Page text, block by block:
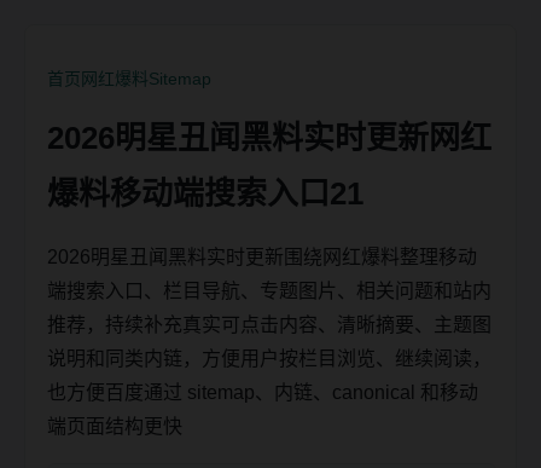
首页网红爆料Sitemap
2026明星丑闻黑料实时更新网红
爆料移动端搜索入口21
2026明星丑闻黑料实时更新围绕网红爆料整理移动
端搜索入口、栏目导航、专题图片、相关问题和站内
推荐，持续补充真实可点击内容、清晰摘要、主题图
说明和同类内链，方便用户按栏目浏览、继续阅读，
也方便百度通过 sitemap、内链、canonical 和移动
端页面结构更快